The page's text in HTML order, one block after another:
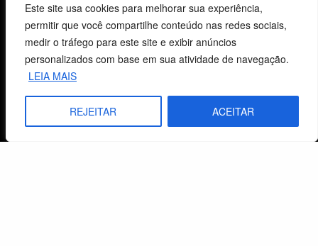
Este site usa cookies para melhorar sua experiência,
permitir que você compartilhe conteúdo nas redes sociais,
medir o tráfego para este site e exibir anúncios
personalizados com base em sua atividade de navegação.
LEIA MAIS
REJEITAR ACEITAR
E-mails
vendas@cebi.org.br
comunicacao@cebi.org.br
WhatsApp / Vendas
+55 (51) 99734-4518
WhatsApp / Comunicação